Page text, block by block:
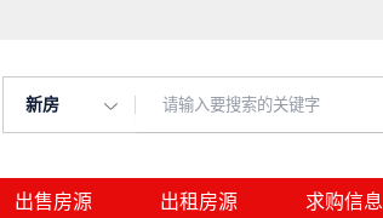
新房
出售房源 出租房源 求购信息